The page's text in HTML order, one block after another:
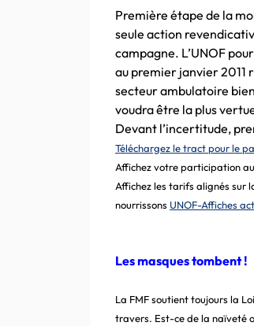
Première étape de la
seule action
campagne. L’UNOF
au premier janvier 2011
secteur ambulatoire bien
voudra être la plus
Devant l’incertitude,
Téléchargez le tract pour le
Affichez votre participation
Affichez les tarifs alignés sur
nourrissons UNOF-Affiches
Les masques tombent !
La FMF soutient toujours la
travers. Est-ce de la naïveté